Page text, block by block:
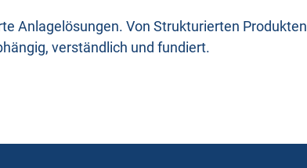
Anlagelösungen. Von Strukturierten Produkten
verständlich und fundiert.